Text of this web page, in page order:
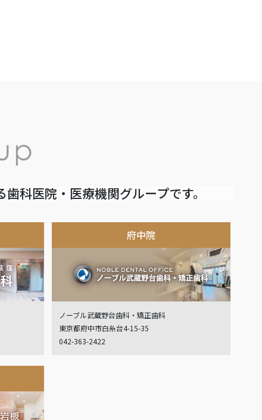
科医院・医療機関グループです。
府中院
ノーブル武蔵野台歯科・矯正歯科
東京都府中市白糸台4-15-35
042-363-2422